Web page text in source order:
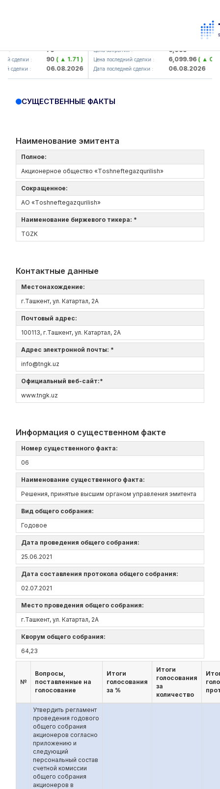
79
: 90 ( ▲ 1.71 )
: 06.08.2026
Цена закрытия : 6,099
Цена последний сделки : 6,099.96( ▲ 0.08 )
Дата последней сделки : 06.08.2026
СУЩЕСТВЕННЫЕ ФАКТЫ
Наименование эмитента
Полное:
Акционерное общество «Tоshneftеgazqurilish»
Сокращенное:
АО «Tоshneftеgazqurilish»
Наименование биржевого тикера: *
TGZK
Контактные данные
Местонахождение:
г.Ташкент, ул. Катартал, 2А
Почтовый адрес:
100113, г.Ташкент, ул. Катартал, 2А
Адрес электронной почты: *
info@tngk.uz
Официальный веб-сайт:*
www.tngk.uz
Информация о существенном факте
Номер существенного факта:
06
Наименование существенного факта:
Решения, принятые высшим органом управления эмитента
Вид общего собрания:
Годовое
Дата проведения общего собрания:
25.06.2021
Дата составления протокола общего собрания:
02.07.2021
Место проведения общего собрания:
г.Ташкент, ул. Катартал, 2А
Кворум общего собрания:
64,23
№
Вопросы,
поставленные на
голосование
Итоги
голосования
за %
Итоги
голосования
за
количество
Утвердить регламент
проведения годового
общего собрания
акционеров согласно
приложению и
следующий
персональный состав
счетной комиссии
общего собрания
акционеров в